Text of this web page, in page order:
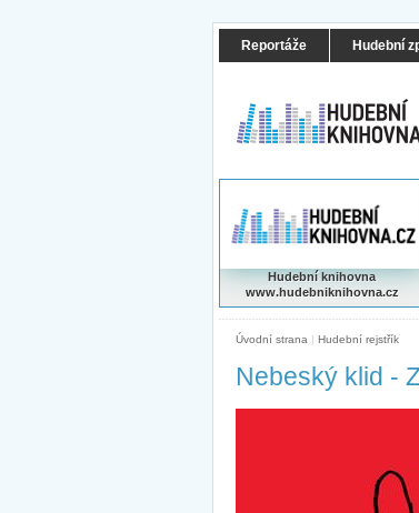
Reportáže Hudební
Hudební knihovna
www.hudebniknihovna.cz
Úvodní strana | Hudební rejstřík
Nebeský klid -